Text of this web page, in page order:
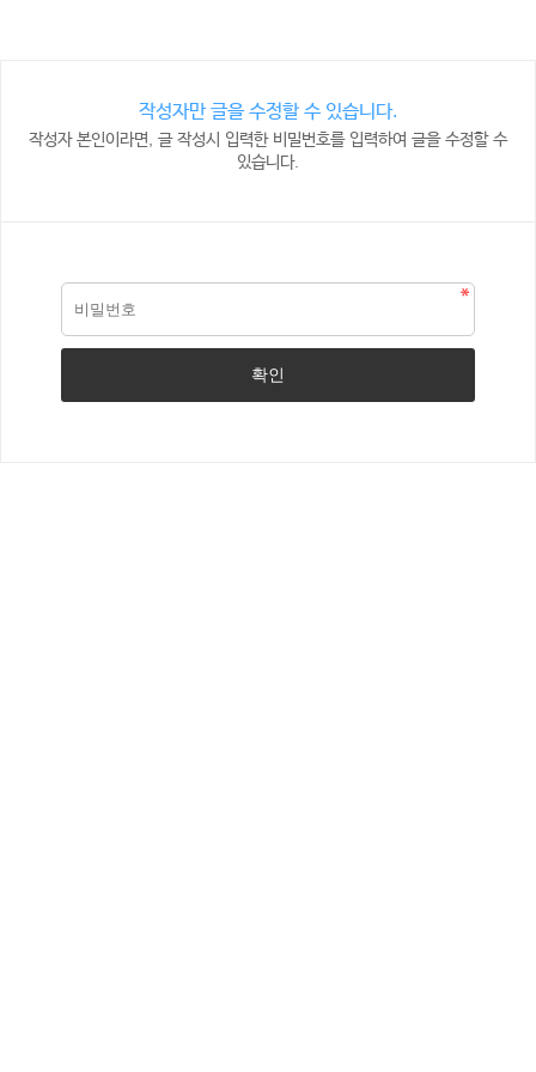
작성자만 글을 수정할 수 있습니다.
작성자 본인이라면, 글 작성시 입력한 비밀번호를 입력하여 글을 수정할 수
있습니다.